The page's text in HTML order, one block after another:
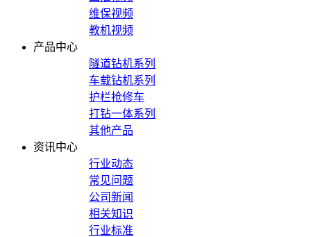
维保视频
教机视频
产品中心
隧道钻机系列
车载钻机系列
护栏抢修车
打钻一体系列
其他产品
资讯中心
行业动态
常见问题
公司新闻
相关知识
行业标准